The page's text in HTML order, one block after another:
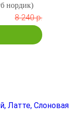
нордик)
8 240 р.